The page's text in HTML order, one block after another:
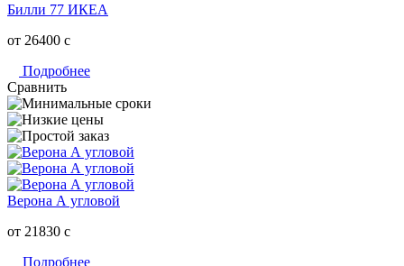
Билли 77 ИКЕА
от 26400 c
Подробнее
Сравнить
Верона А угловой
от 21830 c
Подробнее